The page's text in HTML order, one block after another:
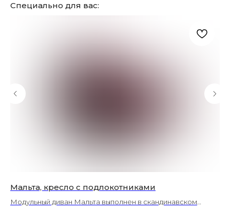
Специально для вас:
Мальта, кресло с подлокотниками
Модульный диван Мальта выполнен в скандинавском